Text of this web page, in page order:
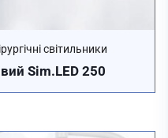
світильники
Sim.LED 250